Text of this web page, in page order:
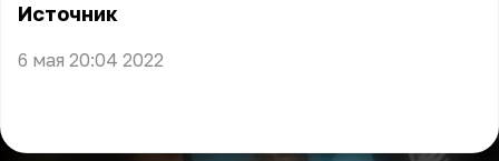
Источник
6 мая 20:04 2022